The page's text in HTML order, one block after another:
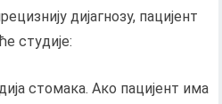
дијагнозу, пацијент
студије:
стомака. Ако пацијент има